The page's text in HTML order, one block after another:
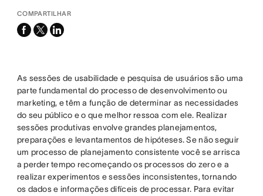
COMPARTILHAR
facebook
x-
linkedin
As sessões de usabilidade e pesquisa de usuários são uma
parte fundamental do processo de desenvolvimento ou
marketing, e têm a função de determinar as necessidades
do seu público e o que melhor ressoa com ele. Realizar
sessões produtivas envolve grandes planejamentos,
preparações e levantamentos de hipóteses. Se não seguir
um processo de planejamento consistente você se arrisca
a perder tempo recomeçando os processos do zero e a
realizar experimentos e sessões inconsistentes, tornando
os dados e informações difíceis de processar. Para evitar